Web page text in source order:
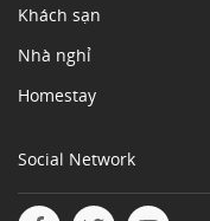
Khách sạn
Nhà nghỉ
Homestay
Social Network